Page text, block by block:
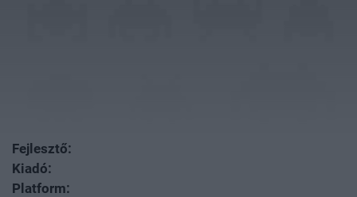
Fejlesztő:
Kiadó:
Platform: